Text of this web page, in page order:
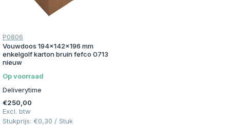
P0806
Vouwdoos 194x142x196 mm
enkelgolf karton bruin fefco 0713
nieuw
Op voorraad
Deliverytime
€250,00
Excl. btw
Stukprijs: €0,30 / Stuk